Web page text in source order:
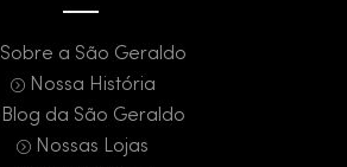
Sobre a São Geraldo
Nossa História
Blog da São Geraldo
Nossas Lojas